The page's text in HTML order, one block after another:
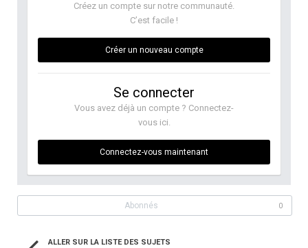
Créez un compte sur notre communauté.
C’est facile !
Créer un nouveau compte
Se connecter
Vous avez déjà un compte ? Connectez-
vous ici.
Connectez-vous maintenant
Abonnés 0
ALLER SUR LA LISTE DES SUJETS